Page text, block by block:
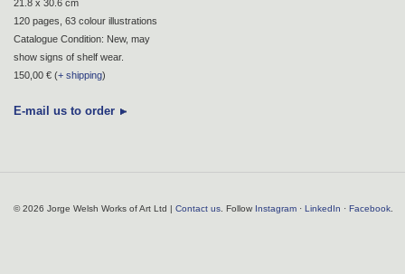
21.8 x 30.6 cm
120 pages, 63 colour illustrations
Catalogue Condition: New, may
show signs of shelf wear.
150,00 € (+ shipping)
E-mail us to order
© 2026 Jorge Welsh Works of Art Ltd | Contact us . Follow Instagram · LinkedIn · Facebook